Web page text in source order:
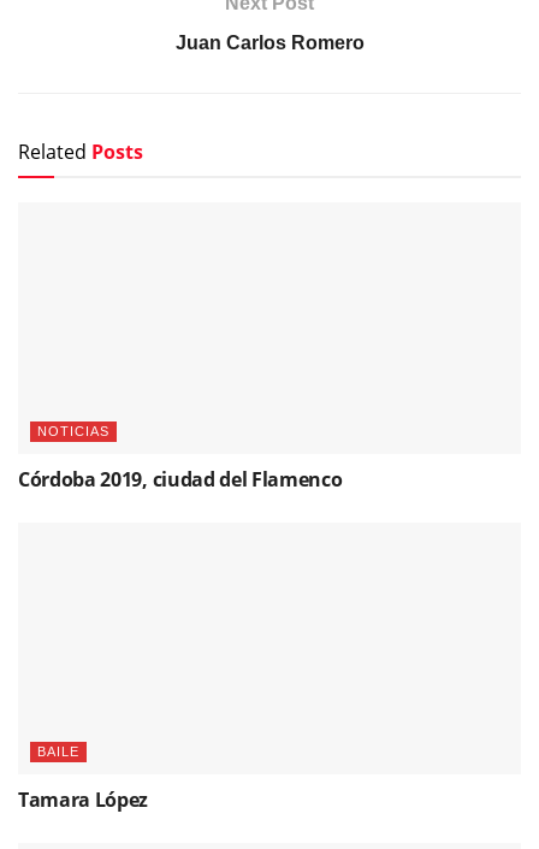
Juan Carlos Romero
Related Posts
NOTICIAS
Córdoba 2019, ciudad del Flamenco
BAILE
Tamara López